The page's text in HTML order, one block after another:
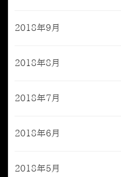
2018年9月
2018年8月
2018年7月
2018年6月
2018年5月